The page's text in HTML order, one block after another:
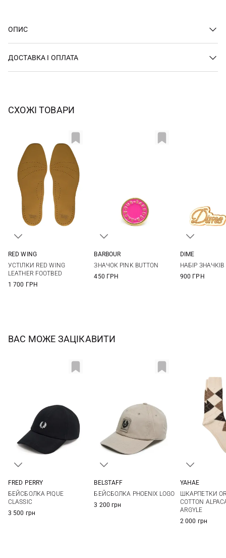
ОПИС
ДОСТАВКА І ОПЛАТА
СХОЖІ ТОВАРИ
XL
RED WING
УСТІЛКИ RED WING
LEATHER FOOTBED
1 700 ГРН
BARBOUR
ЗНАЧОК PINK BUTTON
450 ГРН
DIME
НАБІР ЗНАЧКІВ
900 ГРН
ВАС МОЖЕ ЗАЦІКАВИТИ
FRED PERRY
БЕЙСБОЛКА PIQUE
CLASSIC
3 500 грн
BELSTAFF
БЕЙСБОЛКА PHOENIX LOGO
3 200 грн
YAHAE
ШКАРПЕТКИ
COTTON
ARGYLE
2 000 грн